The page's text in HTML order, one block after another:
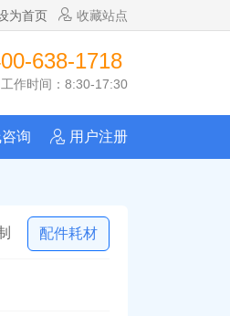
为首页 收藏站点
638-1718
作时间：8:30-17:30
询 用户注册
配件耗材